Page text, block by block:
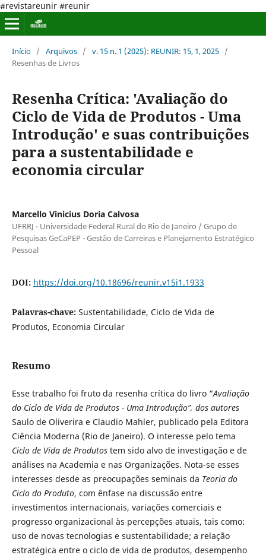
#revistareunir #reunir
Início / Arquivos / v. 15 n. 1 (2025): REUNIR: 15, 1, 2025 /
Resenhas de Livros
Resenha Crítica: 'Avaliação do
Ciclo de Vida de Produtos - Uma
Introdução' e suas contribuições
para a sustentabilidade e
economia circular
Marcello Vinicius Doria Calvosa
UFRRJ - Universidade Federal Rural do Rio de Janeiro / Grupo de
Pesquisas GeCaPEP - Gestão de Carreiras e Planejamento Estratégico
Pessoal
DOI: https://doi.org/10.18696/reunir.v15i1.1933
Palavras-chave: Sustentabilidade, Ciclo de Vida de
Produtos, Economia Circular
Resumo
Esse trabalho foi fruto da resenha crítica do livro “Avaliação
do Ciclo de Vida de Produtos - Uma Introdução”, dos autores
Saulo de Oliverira e Claudio Mahler, publicado pela Editora
Ciência Moderna (Rio de Janeiro). O interesse pelo tema
Ciclo de Vida de Produtostem sido alvo de investigação e de
análises na Academia e nas Organizações. Nota-se esses
interesses desde as preocupações seminais da Teoria do
Ciclo do Produto, com ênfase na discussão entre
investimentos internacionais, variações comerciais e
progresso organizacional às percepções atuais, tais como:
uso de novas tecnologias e sustentabilidade; a relação
estratégica entre o ciclo de vida de produtos, desempenho